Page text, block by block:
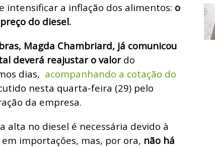
intensificar a inflação dos alimentos: o
do diesel.
Magda Chambriard, já comunicou
deverá reajustar o valor do
dias, acompanhando a cotação do
nesta quarta-feira (29) pelo
da empresa.
alta no diesel é necessária devido à
importações, mas, por ora, não há